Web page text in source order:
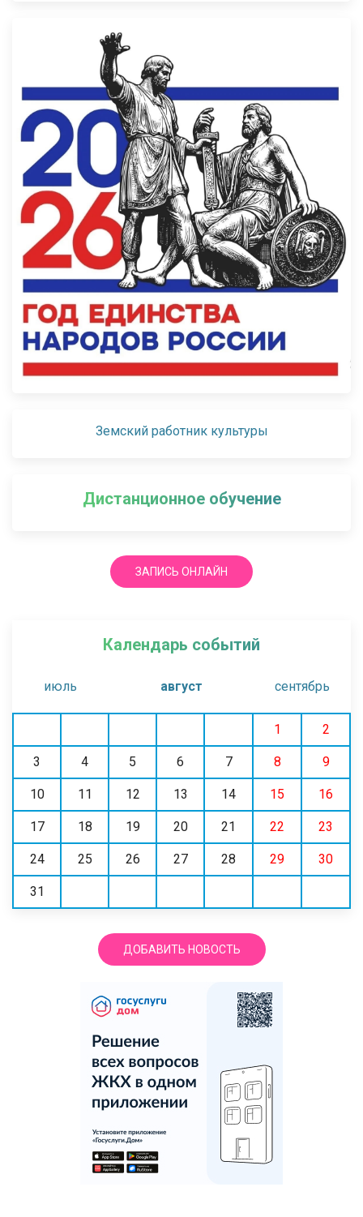
Земский работник культуры
Дистанционное обучение
ЗАПИСЬ ОНЛАЙН
Календарь событий
июль август сентябрь
1 2
3 4 5 6 7 8 9
10 11 12 13 14 15 16
17 18 19 20 21 22 23
24 25 26 27 28 29 30
31
ДОБАВИТЬ НОВОСТЬ